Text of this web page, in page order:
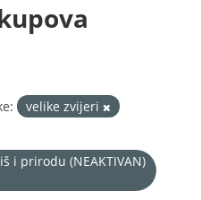
velike zvijeri
i prirodu (NEAKTIVAN)